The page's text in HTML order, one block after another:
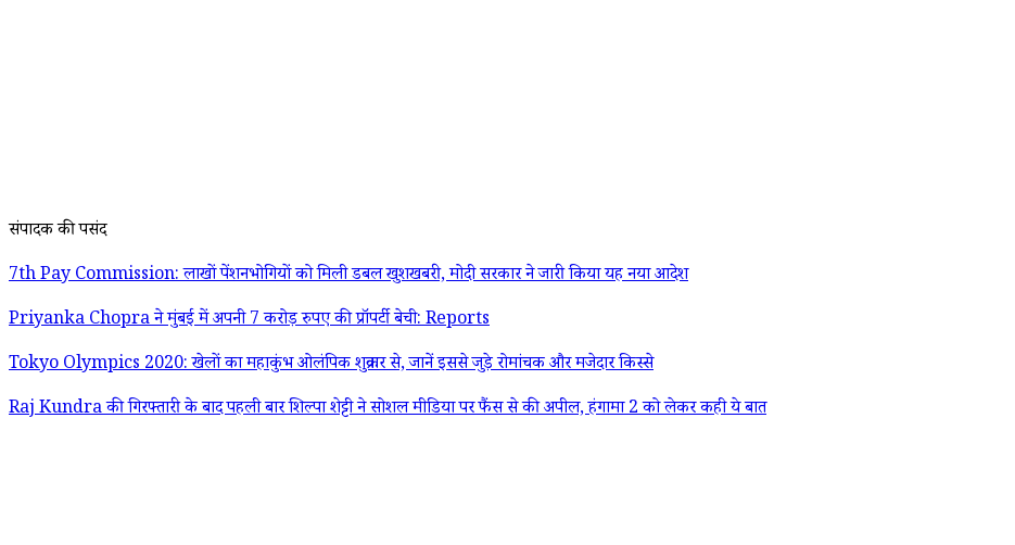
संपादक की पसंद
7th Pay Commission: लाखों पेंशनभोगियों को मिली डबल खुशखबरी, मोदी सरकार ने जारी किया यह नया आदेश
Priyanka Chopra ने मुंबई में अपनी 7 करोड़ रुपए की प्रॉपर्टी बेची: Reports
Tokyo Olympics 2020: खेलों का महाकुंभ ओलंपिक शुक्रवार से, जानें इससे जुड़े रोमांचक और मजेदार किस्से
Raj Kundra की गिरफ्तारी के बाद पहली बार शिल्पा शेट्टी ने सोशल मीडिया पर फैंस से की अपील, हंगामा 2 को लेकर कही ये बात